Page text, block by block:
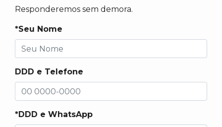
Responderemos sem demora.
*Seu Nome
DDD e Telefone
*DDD e WhatsApp